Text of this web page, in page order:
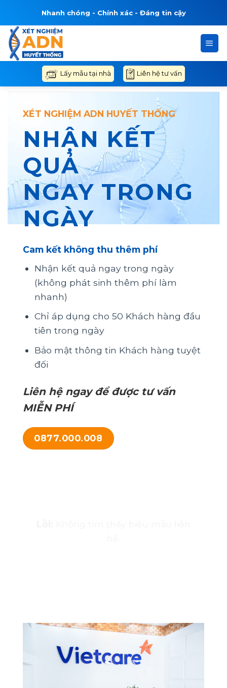
nội
dung
Nhanh chóng - Chính xác - Đáng tin cậy
Lấy mẫu tại nhà Liên hệ tư vấn
XÉT NGHIỆM ADN HUYẾT THỐNG
NHẬN KẾT
QUẢ
NGAY TRONG
NGÀY
Cam kết không thu thêm phí
Nhận kết quả ngay trong ngày
(không phát sinh thêm phí làm
nhanh)
Chỉ áp dụng cho 50 Khách hàng đầu
tiên trong ngày
Bảo mật thông tin Khách hàng tuyệt
đối
Liên hệ ngay để được tư vấn
MIỄN PHÍ
0877.000.008